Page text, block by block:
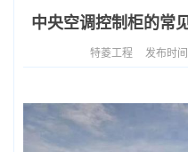
中央空调控制柜的常
特菱工程 发布时